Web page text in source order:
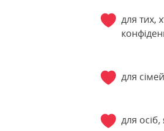
для тих,
для
для